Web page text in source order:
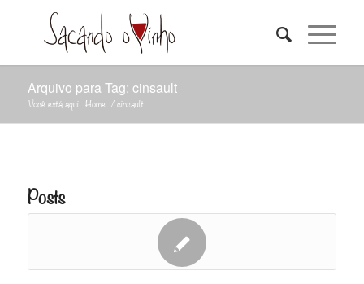
Arquivo para Tag: cinsault
Você está aqui: Home /cinsault
Posts